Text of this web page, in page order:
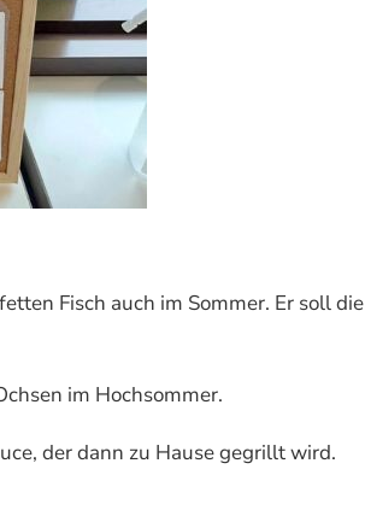
Fisch auch im Sommer. Er soll die
im Hochsommer.
der dann zu Hause gegrillt wird.